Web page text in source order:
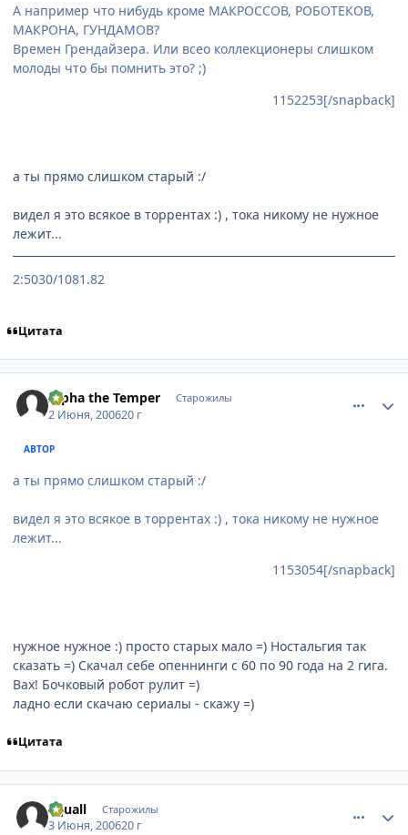
А например что нибудь кроме МАКРОССОВ, РОБОТЕКОВ,
МАКРОНА, ГУНДАМОВ?
Времен Грендайзера. Или всео коллекционеры слишком
молоды что бы помнить это? ;)
1152253[/snapback]
а ты прямо слишком старый :/
видел я это всякое в торрентах :) , тока никому не нужное
лежит...
2:5030/1081.82
Цитата
Alpha the Temper Старожилы
2 Июня, 200620 г
АВТОР
а ты прямо слишком старый :/
видел я это всякое в торрентах :) , тока никому не нужное
лежит...
1153054[/snapback]
нужное нужное :) просто старых мало =) Ностальгия так
сказать =) Скачал себе опеннинги с 60 по 90 года на 2 гига.
Вах! Бочковый робот рулит =)
ладно если скачаю сериалы - скажу =)
Цитата
Squall Старожилы
3 Июня, 200620 г